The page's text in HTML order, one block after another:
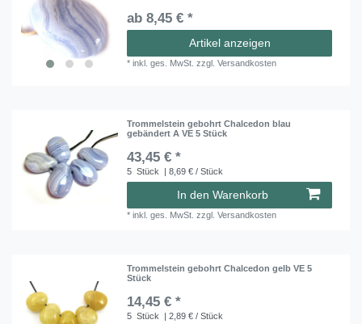
ab 8,45 € *
Artikel anzeigen
*inkl. ges. MwSt. zzgl.Versandkosten
Trommelstein gebohrt Chalcedon blau
gebändert A VE 5 Stück
43,45 € *
5 Stück | 8,69 € / Stück
In den Warenkorb
*inkl. ges. MwSt. zzgl.Versandkosten
Trommelstein gebohrt Chalcedon gelb VE 5
Stück
14,45 € *
5 Stück | 2,89 € / Stück